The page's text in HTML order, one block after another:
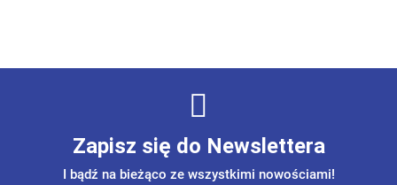
Zapisz się do Newslettera
I bądź na bieżąco ze wszystkimi nowościami!